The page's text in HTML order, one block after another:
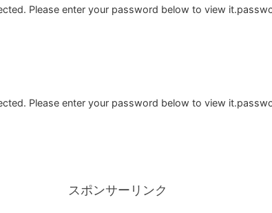
Please enter your password below to view
Please enter your password below to view
スポンサーリンク